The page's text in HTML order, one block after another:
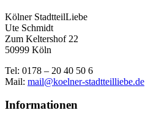
Kölner StadtteilLiebe
Ute Schmidt
Zum Keltershof 22
50999 Köln
Tel: 0178 – 20 40 50 6
Mail: mail@koelner-stadtteilliebe.de
Informationen